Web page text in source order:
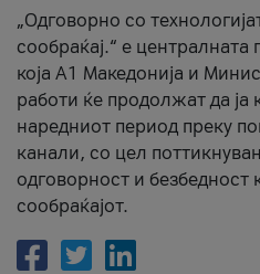
„Одговорно со
сообраќај.“ е
која A1 Македонија и
работи ќе продолжат да ја
наредниот период преку
канали, со цел
одговорност и безбедност
сообраќајот.